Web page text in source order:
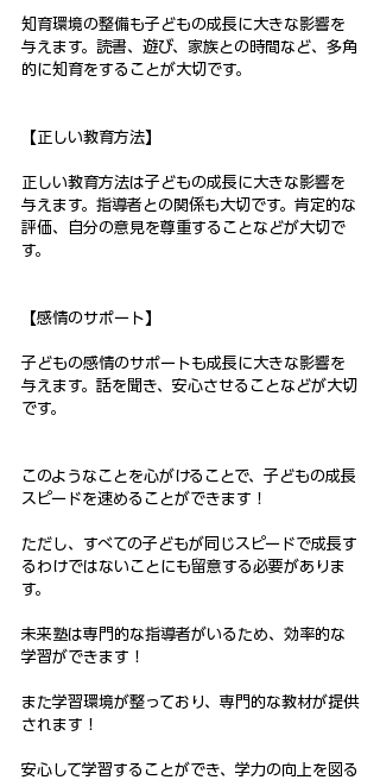
知育環境の整備も子どもの成長に大きな影響を
与えます。読書、遊び、家族との時間など、多角
的に知育をすることが大切です。
【正しい教育方法】
正しい教育方法は子どもの成長に大きな影響を
与えます。指導者との関係も大切です。肯定的な
評価、自分の意見を尊重することなどが大切で
す。
【感情のサポート】
子どもの感情のサポートも成長に大きな影響を
与えます。話を聞き、安心させることなどが大切
です。
このようなことを心がけることで、子どもの成長
スピードを速めることができます！
ただし、すべての子どもが同じスピードで成長す
るわけではないことにも留意する必要がありま
す。
未来塾は専門的な指導者がいるため、効率的な
学習ができます！
また学習環境が整っており、専門的な教材が提供
されます！
安心して学習することができ、学力の向上を図る